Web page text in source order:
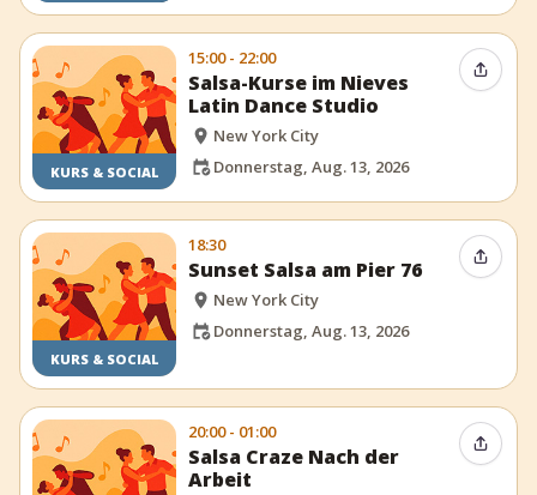
KURS & SOCIAL
15:00 - 22:00
Salsa-Kurse im Nieves
Latin Dance Studio
New York City
Donnerstag, Aug. 13, 2026
Event
KURS & SOCIAL
18:30
Sunset Salsa am Pier 76
New York City
Donnerstag, Aug. 13, 2026
Event
20:00 - 01:00
Salsa Craze Nach der
Arbeit
Event